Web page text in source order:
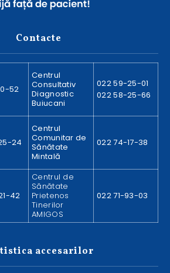
Contacte
52
Centrul
Consultativ
Diagnostic
Buiucani
022 59-25-01
022 58-25-66
24
Centrul
Comunitar de
Sănătate
Mintală
022 74-17-38
42
Centrul de
Sănătate
Prietenos
Tinerilor
AMIGOS
022 71-93-03
accesarilor